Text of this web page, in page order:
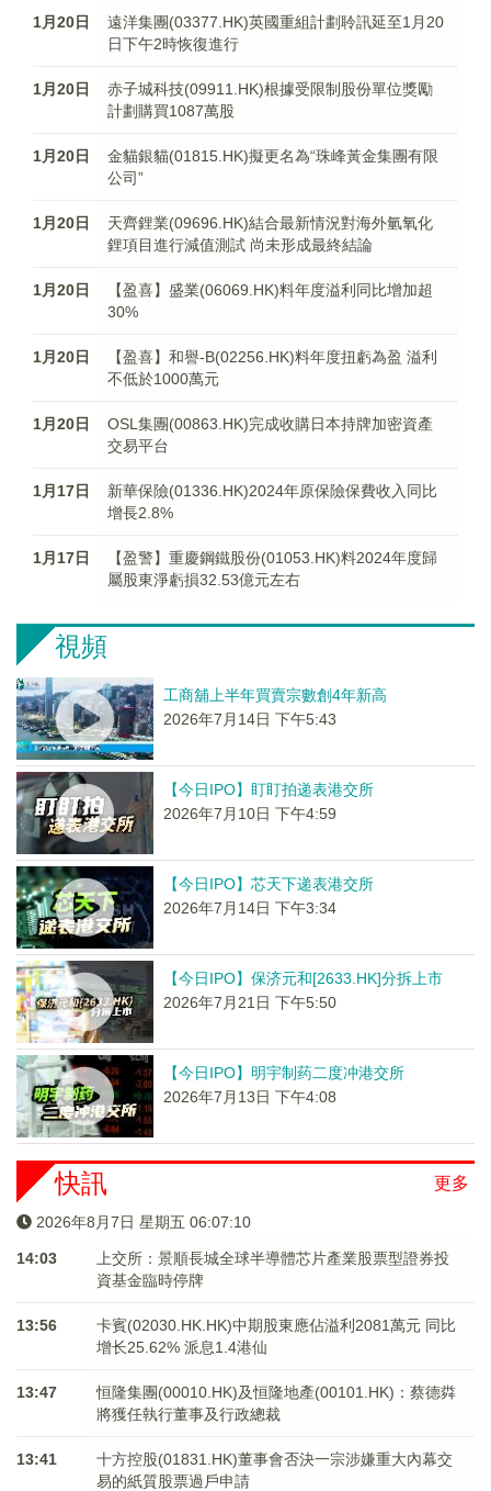
1月20日
遠洋集團(03377.HK)英國重組計劃聆訊延至1月20
日下午2時恢復進行
1月20日
赤子城科技(09911.HK)根據受限制股份單位獎勵
計劃購買1087萬股
1月20日
金貓銀貓(01815.HK)擬更名為“珠峰黃金集團有限
公司”
1月20日
天齊鋰業(09696.HK)結合最新情況對海外氫氧化
鋰項目進行減值測試 尚未形成最終結論
1月20日
【盈喜】盛業(06069.HK)料年度溢利同比增加超
30%
1月20日
【盈喜】和譽-B(02256.HK)料年度扭虧為盈 溢利
不低於1000萬元
1月20日
OSL集團(00863.HK)完成收購日本持牌加密資產
交易平台
1月17日
新華保險(01336.HK)2024年原保險保費收入同比
增長2.8%
1月17日
【盈警】重慶鋼鐵股份(01053.HK)料2024年度歸
屬股東淨虧損32.53億元左右
視頻
工商舖上半年買賣宗數創4年新高
2026年7月14日 下午5:43
【今日IPO】盯盯拍递表港交所
2026年7月10日 下午4:59
【今日IPO】芯天下递表港交所
2026年7月14日 下午3:34
【今日IPO】保济元和[2633.HK]分拆上市
2026年7月21日 下午5:50
【今日IPO】明宇制药二度冲港交所
2026年7月13日 下午4:08
更多
快訊
2026年8月7日 星期五 06:07:10
14:03
上交所：景順長城全球半導體芯片產業股票型證券投
資基金臨時停牌
13:56
卡賓(02030.HK.HK)中期股東應佔溢利2081萬元 同比
增长25.62% 派息1.4港仙
13:47
恒隆集團(00010.HK)及恒隆地產(00101.HK)：蔡德粦
將獲任執行董事及行政總裁
13:41
十方控股(01831.HK)董事會否決一宗涉嫌重大內幕交
易的紙質股票過戶申請